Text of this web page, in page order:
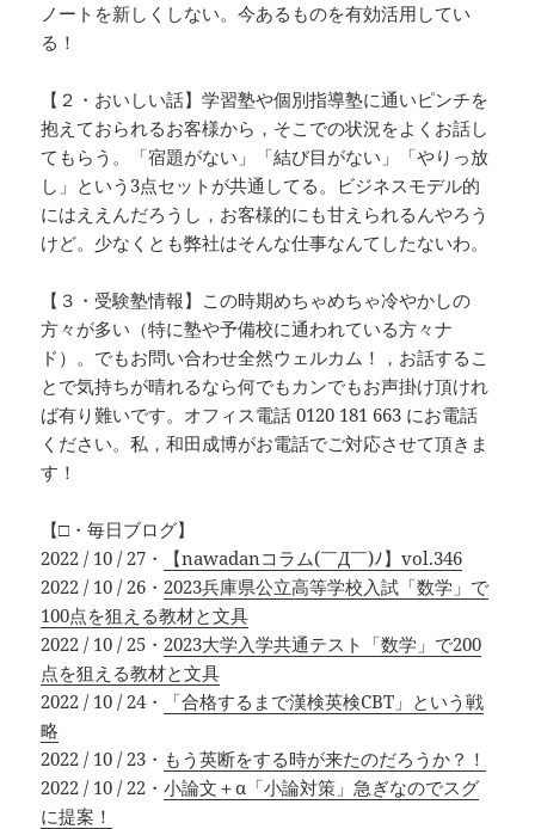
ノートを新しくしない。今あるものを有効活用してい
る！
【２・おいしい話】学習塾や個別指導塾に通いピンチを
抱えておられるお客様から，そこでの状況をよくお話し
てもらう。「宿題がない」「結び目がない」「やりっ放
し」という3点セットが共通してる。ビジネスモデル的
にはええんだろうし，お客様的にも甘えられるんやろう
けど。少なくとも弊社はそんな仕事なんてしたないわ。
【３・受験塾情報】この時期めちゃめちゃ冷やかしの
方々が多い（特に塾や予備校に通われている方々ナ
ド）。でもお問い合わせ全然ウェルカム！，お話するこ
とで気持ちが晴れるなら何でもカンでもお声掛け頂けれ
ば有り難いです。オフィス電話 0120 181 663 にお電話
ください。私，和田成博がお電話でご対応させて頂きま
す！
【□・毎日ブログ】
2022 / 10 / 27・
【nawadanコラム(￣Д￣)ﾉ】vol.346
2022 / 10 / 26・ 2023兵庫県公立高等学校入試「数学」で
100点を狙える教材と文具
2022 / 10 / 25・ 2023大学入学共通テスト「数学」で200
点を狙える教材と文具
2022 / 10 / 24・
「合格するまで漢検英検CBT」という戦
略
2022 / 10 / 23・ もう英断をする時が来たのだろうか？！
2022 / 10 / 22・小論文＋α「小論対策」急ぎなのでスグ
に提案！